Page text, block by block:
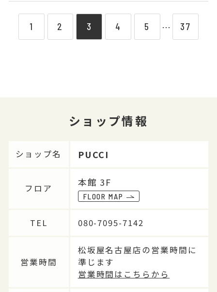
1 2 3 4 5 ⋯ 37
ショップ情報
ショップ名 PUCCI
フロア
本館 3F
FLOOR MAP
TEL 080-7095-7142
営業時間
松坂屋名古屋店の営業時間に
準じます
営業時間はこちらから